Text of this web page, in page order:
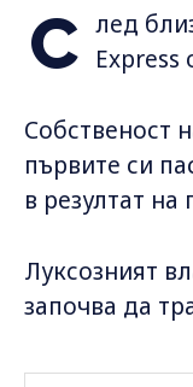
С лед
Express
Собственост
първите си
в резултат на
Луксозният
започва да